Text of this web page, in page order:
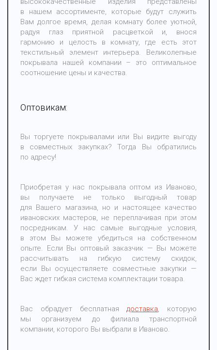
в нашем ассортименте, которые будут служить
Вам долгое время, делая комнату более уютной,
радуя глаз приятной расцветкой и, внося
гармонию и целость в комнату, где есть этот
текстильный элемент интерьера. Великолепные
покрывала нашей компании – это оптимальное
соотношение цены и качества.
Оптовикам:
Вы торгуете покрывалами или Вы видите выгоду
в совместных закупках? Тогда Вы обратились
по адресу!
Приобретая у нас покрывала оптом из Иваново,
вы получаете не только выгодный товар
для Вашего магазина, но и настоящее качество
ивановских мастеров, не переплачивая при этом
посредникам. У нас самые выгодные условия,
в этом Вы можете убедиться на собственном
опыте. Если Вы оптовый заказчик — Вы можете
рассчитывать на гибкую систему скидок,
если Вы осуществляете совместные закупки —
Вас ждет гибкая система комплектации товара.
Вас обрадует бесплатнаядоставка, которую
мы организуем до филиала транспортной
компании, которого Вы выбрали в Иваново.